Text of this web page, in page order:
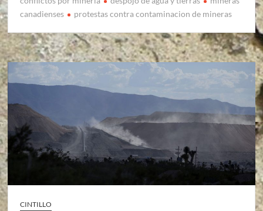
canadienses
protestas contra contaminacion de mineras
CINTILLO